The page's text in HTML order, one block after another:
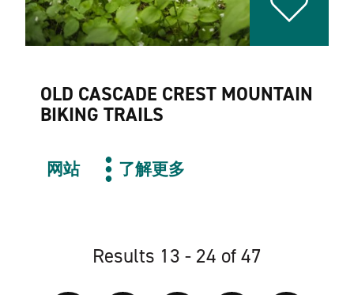
OLD CASCADE CREST MOUNTAIN
BIKING TRAILS
网站 了解更多
Results 13 - 24 of 47